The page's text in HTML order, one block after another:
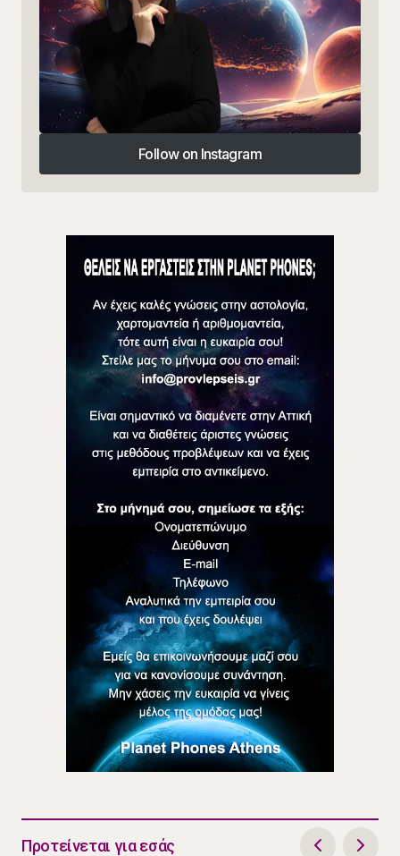
Follow on Instagram
Follow on Instagram
Προτείνεται για εσάς